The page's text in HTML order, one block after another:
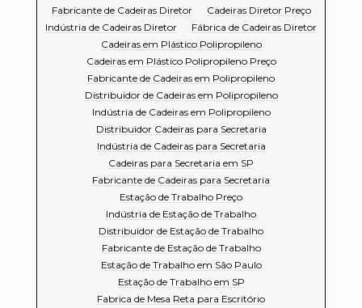
Fabricante de Cadeiras Diretor
Cadeiras Diretor Preço
Indústria de Cadeiras Diretor
Fábrica de Cadeiras Diretor
Cadeiras em Plástico Polipropileno
Cadeiras em Plástico Polipropileno Preço
Fabricante de Cadeiras em Polipropileno
Distribuidor de Cadeiras em Polipropileno
Indústria de Cadeiras em Polipropileno
Distribuidor Cadeiras para Secretaria
Indústria de Cadeiras para Secretaria
Cadeiras para Secretaria em SP
Fabricante de Cadeiras para Secretaria
Estação de Trabalho Preço
Indústria de Estação de Trabalho
Distribuidor de Estação de Trabalho
Fabricante de Estação de Trabalho
Estação de Trabalho em São Paulo
Estação de Trabalho em SP
Fabrica de Mesa Reta para Escritório